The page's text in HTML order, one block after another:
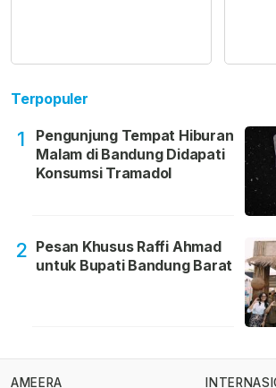
Terpopuler
1
Pengunjung Tempat Hiburan
Malam di Bandung Didapati
Konsumsi Tramadol
2 Pesan Khusus Raffi Ahmad
untuk Bupati Bandung Barat
AMEERA